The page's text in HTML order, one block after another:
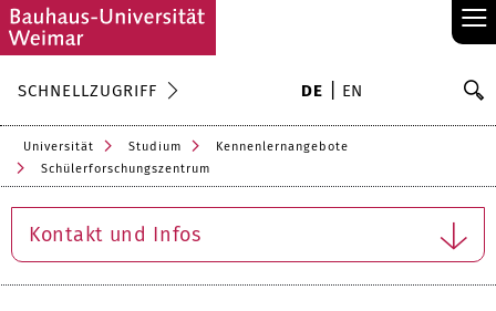
≡
SCHNELLZUGRIFF DE EN
Universität Studium
Kennenlernangebote
Schülerforschungszentrum
Kontakt und Infos